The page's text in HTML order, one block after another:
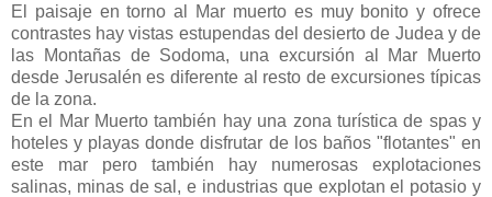
El paisaje en torno al Mar muerto es muy bonito y ofrece
contrastes hay vistas estupendas del desierto de Judea y de
las Montañas de Sodoma, una excursión al Mar Muerto
desde Jerusalén es diferente al resto de excursiones típicas
de la zona.
En el Mar Muerto también hay una zona turística de spas y
hoteles y playas donde disfrutar de los baños "flotantes" en
este mar pero también hay numerosas explotaciones
salinas, minas de sal, e industrias que explotan el potasio y